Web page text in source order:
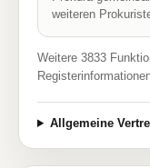
weiteren
Weitere 3833
Allgemeine